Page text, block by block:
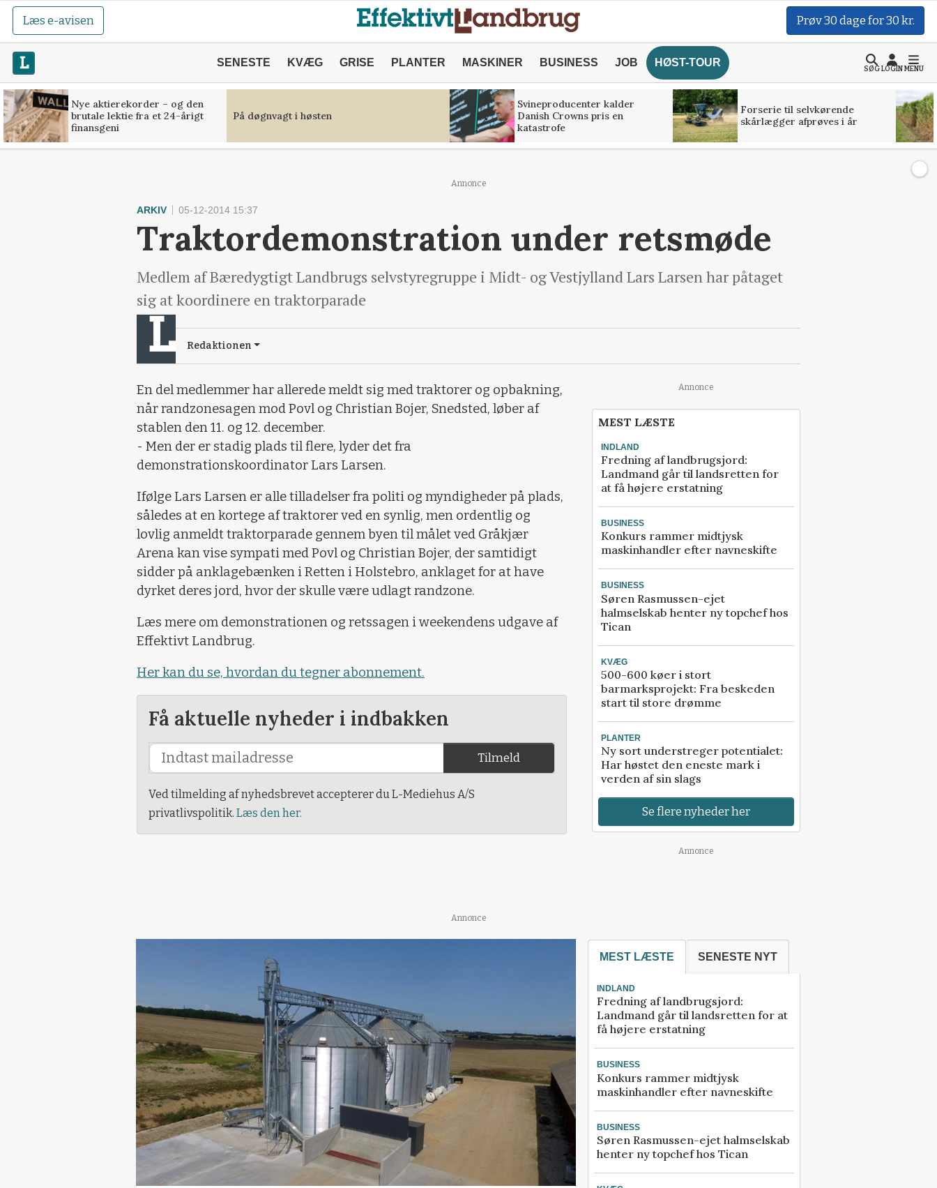
Læs e-avisen Prøv 30 dage for 30 kr.
SENESTE KVÆG GRISE PLANTER MASKINER BUSINESS JOB HØST-TOUR
SØGLOGINMENU
Nye aktierekorder – og den
brutale lektie fra et 24-årigt
finansgeni
På døgnvagt i høsten
Svineproducenter kalder
Danish Crowns pris en
katastrofe
Forserie til selvkørende
skårlægger afprøves i år
Annonce
ARKIV 05-12-2014 15:37
Traktordemonstration under retsmøde
Medlem af Bæredygtigt Landbrugs selvstyregruppe i Midt- og Vestjylland Lars Larsen har påtaget
sig at koordinere en traktorparade
Redaktionen
En del medlemmer har allerede meldt sig med traktorer og opbakning,
når randzonesagen mod Povl og Christian Bojer, Snedsted, løber af
stablen den 11. og 12. december.
- Men der er stadig plads til flere, lyder det fra
demonstrationskoordinator Lars Larsen.
Ifølge Lars Larsen er alle tilladelser fra politi og myndigheder på plads,
således at en kortege af traktorer ved en synlig, men ordentlig og
lovlig anmeldt traktorparade gennem byen til målet ved Gråkjær
Arena kan vise sympati med Povl og Christian Bojer, der samtidigt
sidder på anklagebænken i Retten i Holstebro, anklaget for at have
dyrket deres jord, hvor der skulle være udlagt randzone.
Læs mere om demonstrationen og retssagen i weekendens udgave af
Effektivt Landbrug.
Her kan du se, hvordan du tegner abonnement.
Få aktuelle nyheder i indbakken
Tilmeld
Ved tilmelding af nyhedsbrevet accepterer du L-Mediehus A/S
privatlivspolitik. Læs den her.
Annonce
MEST LÆSTE
INDLAND
Fredning af landbrugsjord:
Landmand går til landsretten for
at få højere erstatning
BUSINESS
Konkurs rammer midtjysk
maskinhandler efter navneskifte
BUSINESS
Søren Rasmussen-ejet
halmselskab henter ny topchef hos
Tican
KVÆG
500-600 køer i stort
barmarksprojekt: Fra beskeden
start til store drømme
PLANTER
Ny sort understreger potentialet:
Har høstet den eneste mark i
verden af sin slags
Se flere nyheder her
Annonce
Annonce
MEST LÆSTE SENESTE NYT
INDLAND
Fredning af landbrugsjord:
Landmand går til landsretten for at
få højere erstatning
BUSINESS
Konkurs rammer midtjysk
maskinhandler efter navneskifte
BUSINESS
Søren Rasmussen-ejet halmselskab
henter ny topchef hos Tican